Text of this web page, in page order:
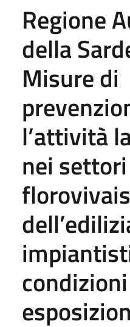
Regione
della
Misure di
l’attività
nei